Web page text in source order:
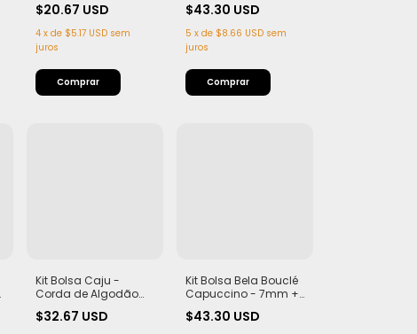
Leve | 50 metros
$20.67 USD
4 x de $5.17 USD sem
juros
$43.30 USD
5 x de $8.66 USD sem
juros
Kit Bolsa Caju -
Corda de Algodão
Castanha de Caju
$32.67 USD
Kit Bolsa Bela Bouclé
Capuccino - 7mm +
Imã
$43.30 USD